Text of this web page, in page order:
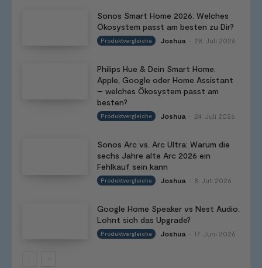
Sonos Smart Home 2026: Welches
Ökosystem passt am besten zu Dir?
Produktvergleiche Joshua 28. Juli 2026
Philips Hue & Dein Smart Home:
Apple, Google oder Home Assistant
– welches Ökosystem passt am
besten?
Produktvergleiche Joshua 24. Juli 2026
Sonos Arc vs. Arc Ultra: Warum die
sechs Jahre alte Arc 2026 ein
Fehlkauf sein kann
Produktvergleiche Joshua 8. Juli 2026
Google Home Speaker vs Nest Audio:
Lohnt sich das Upgrade?
Produktvergleiche Joshua 17. Juni 2026